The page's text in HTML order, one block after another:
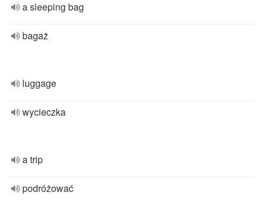
a sleeping bag
bagaż
luggage
wycieczka
a trip
podróżować